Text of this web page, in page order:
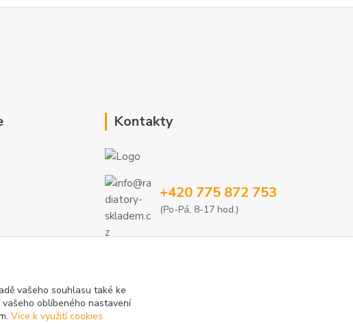
Kontakty
+420 775 872 753
(Po-Pá, 8-17 hod.)
vašeho souhlasu také ke
oblíbeného nastavení
Více k využití cookies